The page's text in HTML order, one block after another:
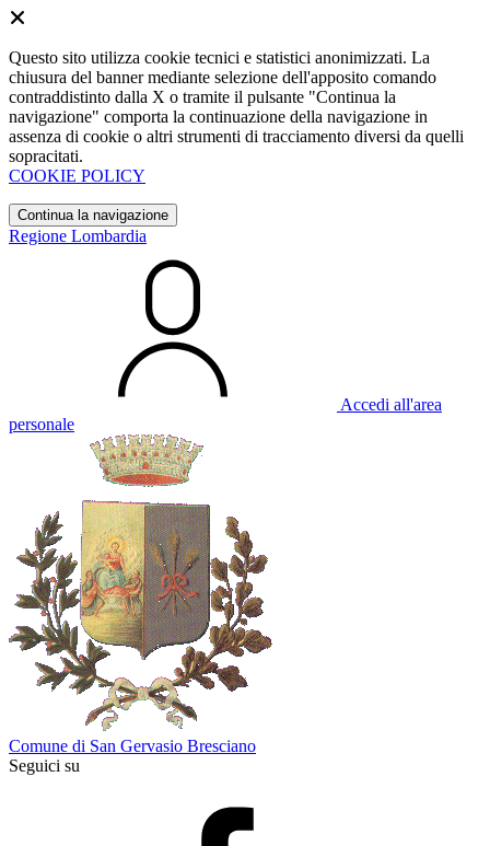
Questo sito utilizza cookie tecnici e statistici anonimizzati. La
chiusura del banner mediante selezione dell'apposito comando
contraddistinto dalla X o tramite il pulsante "Continua la
navigazione" comporta la continuazione della navigazione in
assenza di cookie o altri strumenti di tracciamento diversi da quelli
sopracitati.
COOKIE POLICY
Continua la navigazione
Regione Lombardia
Accedi all'area
personale
Comune di San Gervasio Bresciano
Seguici su